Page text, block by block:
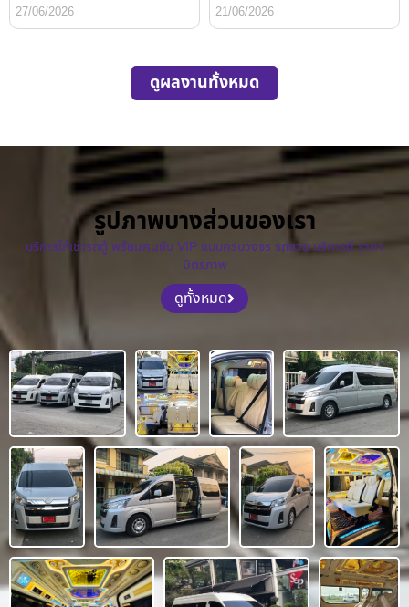
27/06/2026 21/06/2026
ดูผลงานทั้งหมด
รูปภาพบางส่วนของเรา
บริการให้เช่ารถตู้ พร้อมคนขับ VIP แบบครบวงจร รถสวย บริการดี ราคา
มิตรภาพ
ดูทั้งหมด